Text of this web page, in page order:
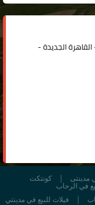
106 الدور الأول - القاهرة الجديدة -
كونتكت مدينتى
في الرحاب
فيلات للبيع في مدينتي